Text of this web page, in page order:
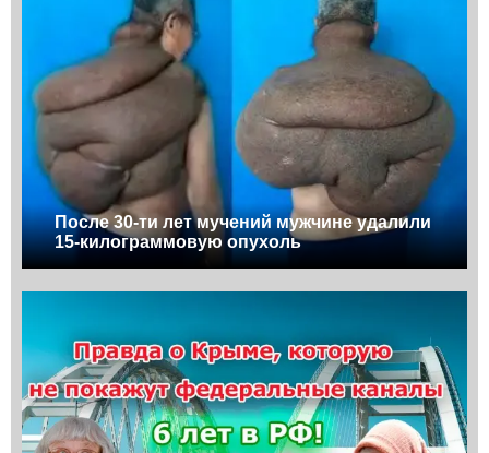
После 30-ти лет мучений мужчине удалили
15-килограммовую опухоль